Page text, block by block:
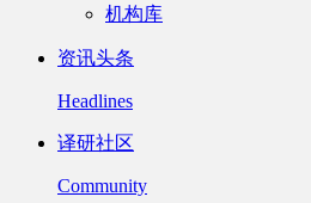
机构库
资讯头条
Headlines
译研社区
Community